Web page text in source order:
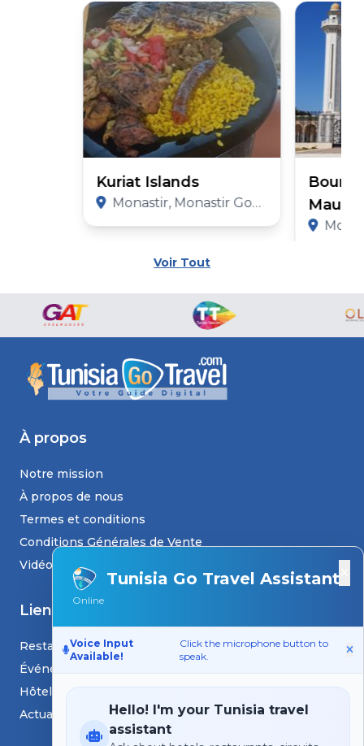
Kuriat Islands
Monastir, Monastir Governorate
Voir Tout
Tunisia Go Travel Assistant
Online
Voice Input
Available!
Click the microphone button to
speak.
Hello! I'm your Tunisia travel
assistant
À propos
Notre mission
À propos de nous
Termes et conditions
Conditions Générales de Vente
Vidéos
Liens
Restaurants
Événements
Hôtels
Actualités et blogs